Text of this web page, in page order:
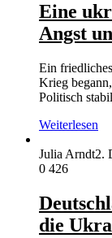
Eine
Angst
Ein
Krieg
Politisch
Weiterlesen
Julia Arndt2.
0 426
die